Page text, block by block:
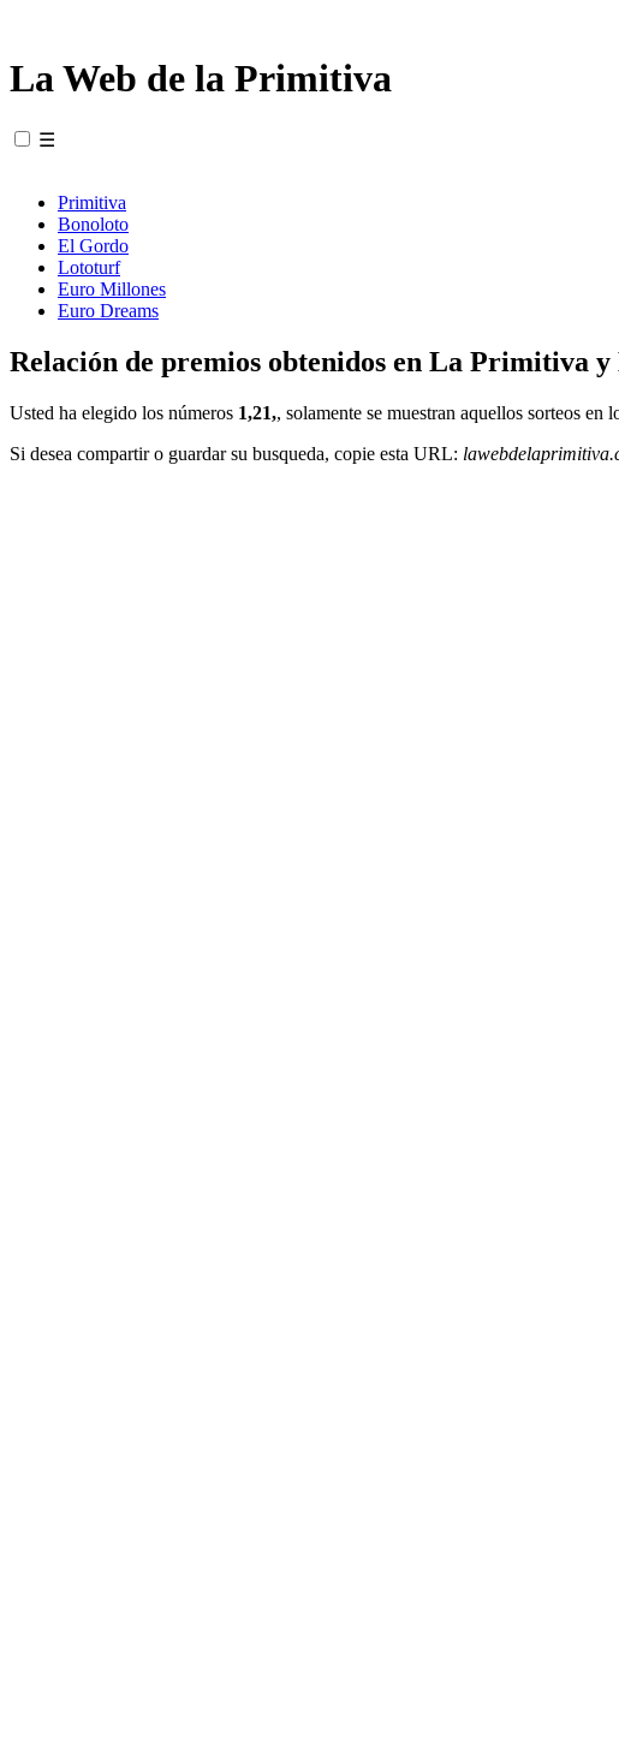
La Web de la Primitiva
☰
Primitiva
Bonoloto
El Gordo
Lototurf
Euro Millones
Euro Dreams
Relación de premios obtenidos en La Primitiva
Usted ha elegido los números 1,21,, solamente se muestran aquellos sorteos en
Si desea compartir o guardar su busqueda, copie esta URL: